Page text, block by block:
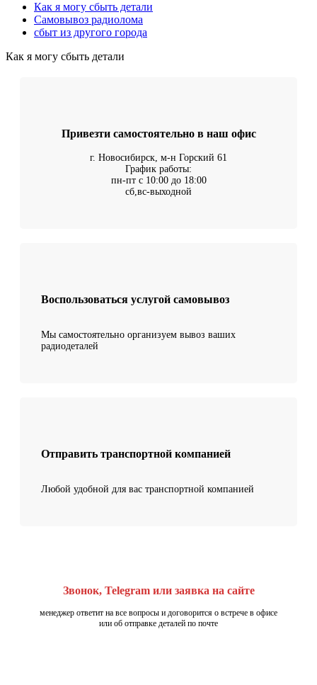
Как я могу сбыть детали
Самовывоз радиолома
сбыт из другого города
Как я могу сбыть детали
Привезти самостоятельно в наш офис
г. Новосибирск, м-н Горский 61
График работы:
пн-пт с 10:00 до 18:00
сб,вс-выходной
Воспользоваться услугой самовывоз
Мы самостоятельно организуем вывоз ваших
радиодеталей
Отправить транспортной компанией
Любой удобной для вас транспортной компанией
Звонок, Telegram или заявка на сайте
менеджер ответит на все вопросы и договорится о встрече в офисе
или об отправке деталей по почте